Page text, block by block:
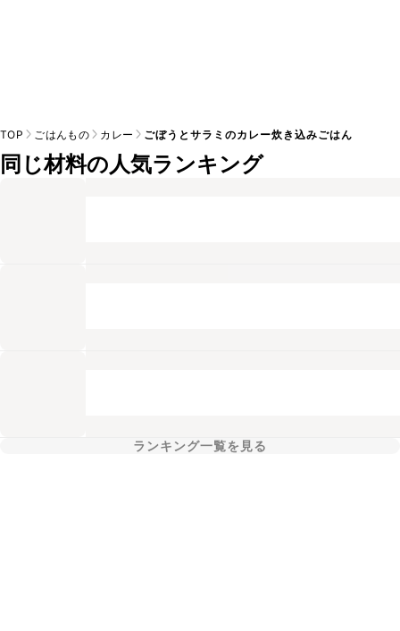
TOP ごはんもの カレー ごぼうとサラミのカレー炊き込みごはん
同じ材料の人気ランキング
ランキング一覧を見る